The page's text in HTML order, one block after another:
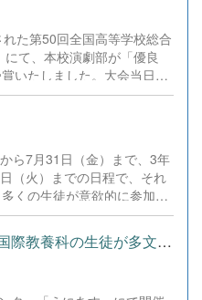
部門 『共同養育による子
』 &rArr; 独自の切り口と緻
に「審査員特別賞」を受賞
審査員や観客を前に、物
た第50回全国高等学校総合
て、本校演劇部が「優良
いたしました。大会当日
積み重ねてきた練習の成果
立ちました。緊張感のある
が役割を果たし、心を込め
なるご支援・ご協力をいた
に心温まるご寄付や温かい
の皆様方に、心より感謝申
ご支援が部員たちの大きな
のパフォーマンスと演技を
の経験を糧に、さらに表現
をよろしくお願いいたしま
ら7月31日（金）まで、3年
（火）までの日程で、それ
くの生徒が意欲的に参加
や発展的な内容、受験に向
姿が見られました。夏期講
を、今後の学校生活や学習
成長につなげてくれること
【世界とつながる夏祭り！国際教養科の生徒が多文化共生ボランテ...